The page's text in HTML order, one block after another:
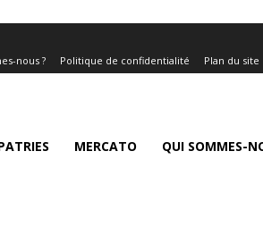
nous ? Politique de confidentialité Plan du site
MERCATO QUI SOMMES-